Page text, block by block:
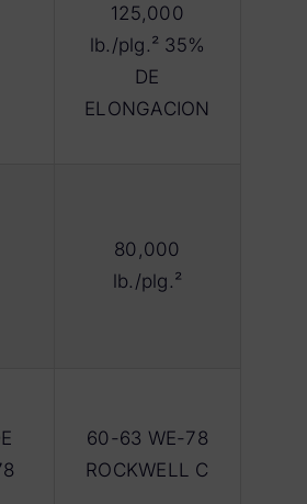
125,000
lb./plg.² 35%
DE
ELONGACION
80,000
lb./plg.²
60-63 WE-78
ROCKWELL C